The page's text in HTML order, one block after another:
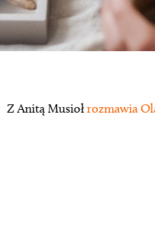
Z Anitą Musiołrozmawia